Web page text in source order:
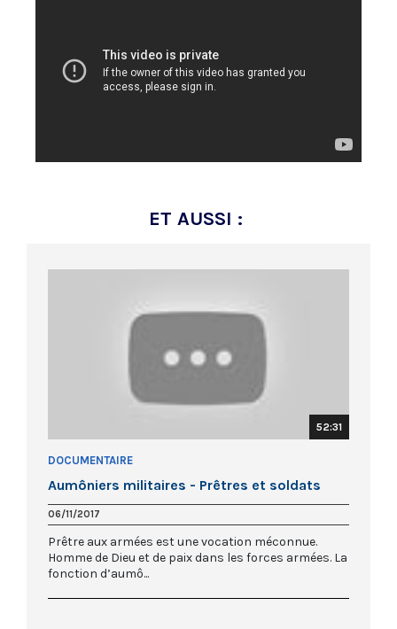
ET AUSSI :
52:31
DOCUMENTAIRE
Aumôniers militaires - Prêtres et soldats
06/11/2017
Prêtre aux armées est une vocation méconnue.
Homme de Dieu et de paix dans les forces armées. La
fonction d’aumô...